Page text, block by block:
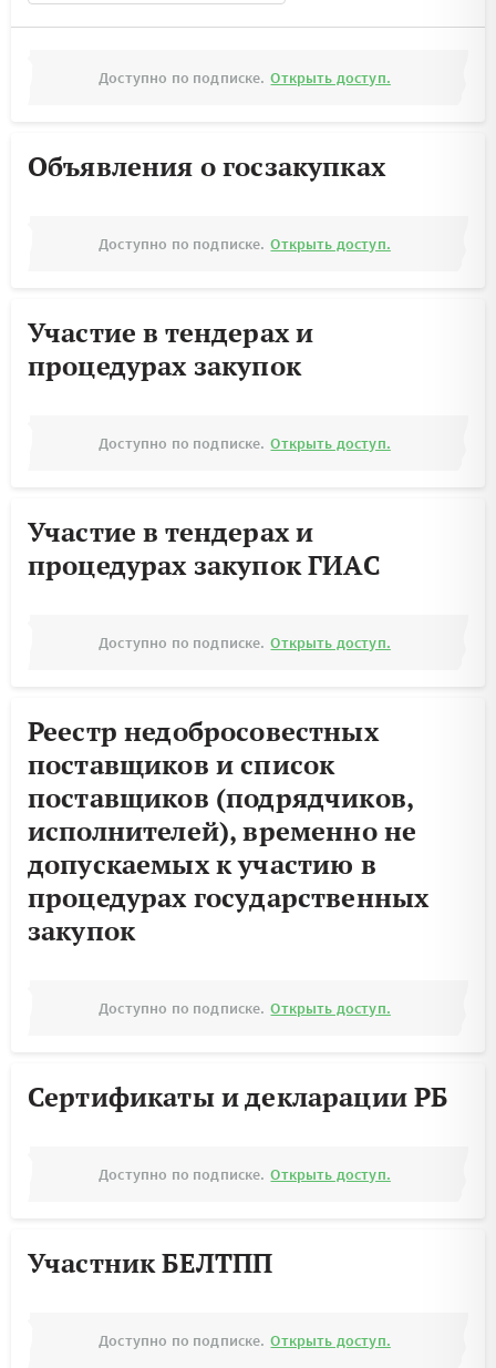
Доступно по подписке. Открыть доступ.
Объявления о госзакупках
Доступно по подписке. Открыть доступ.
Участие в тендерах и
процедурах закупок
Доступно по подписке. Открыть доступ.
Участие в тендерах и
процедурах закупок ГИАС
Доступно по подписке. Открыть доступ.
Реестр недобросовестных
поставщиков и список
поставщиков (подрядчиков,
исполнителей), временно не
допускаемых к участию в
процедурах государственных
закупок
Доступно по подписке. Открыть доступ.
Сертификаты и декларации РБ
Доступно по подписке. Открыть доступ.
Участник БЕЛТПП
Доступно по подписке. Открыть доступ.